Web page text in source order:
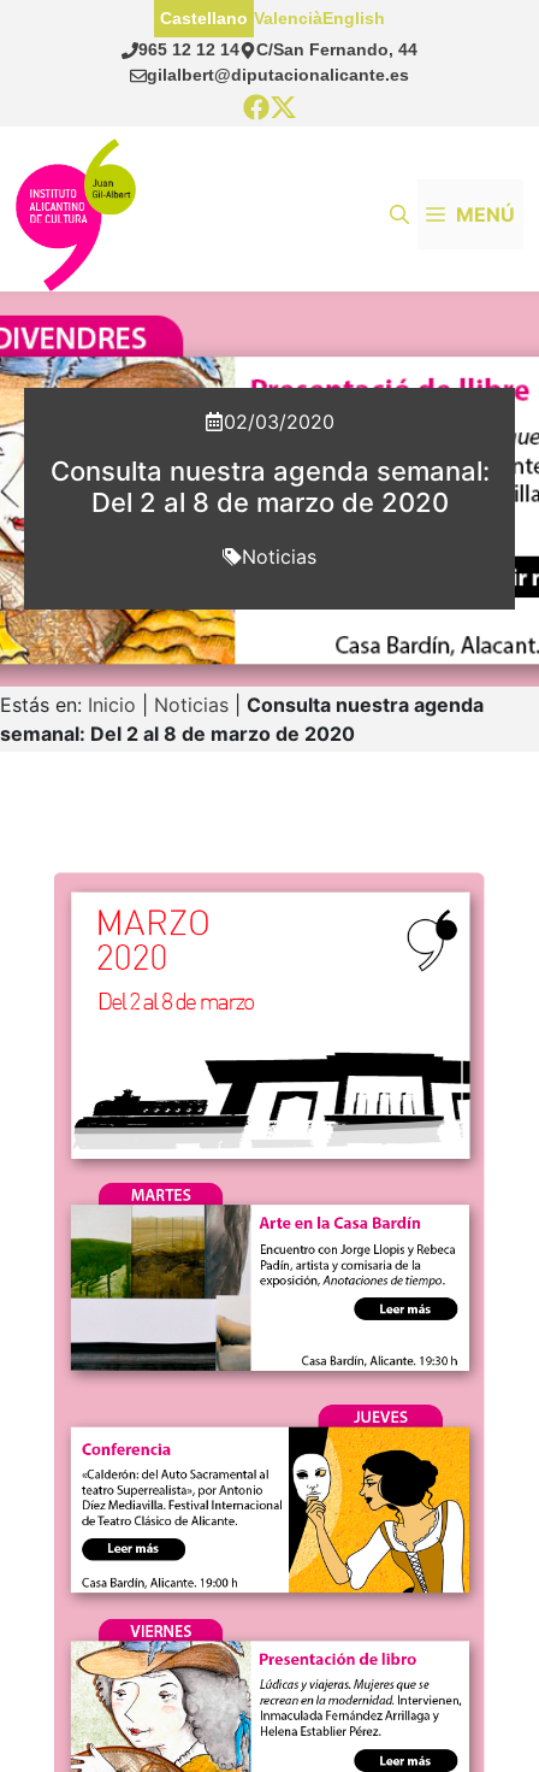
965 12 12 14
C/San Fernando, 44
gilalbert@diputacionalicante.es
Castellano ValenciàEnglish
MENÚ
02/03/2020
Consulta nuestra agenda semanal:
Del 2 al 8 de marzo de 2020
Noticias
Estás en: Inicio Noticias
Consulta nuestra agenda
semanal: Del 2 al 8 de marzo de 2020